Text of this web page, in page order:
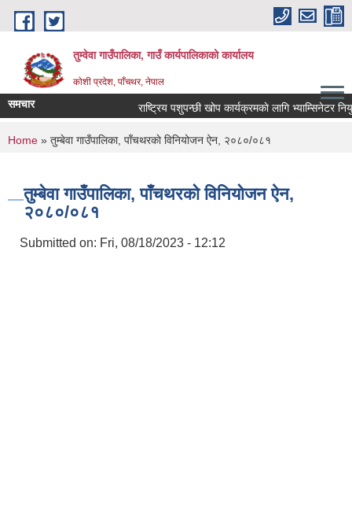
Skip to main content
तुम्वेवा गाउँपालिका, गाउँ कार्यपालिकाको कार्यालय
काेशी प्रदेश, पाँचथर, नेपाल
समचार राष्ट्रिय पशुपन्छी खोप कार्यक्रमकाे लागि भ्याम्सिनेटर
You are here
Home » तुम्बेवा गाउँपालिका, पाँचथरकाे विनियोजन ऐन, २०८०/०८१
तुम्बेवा गाउँपालिका, पाँचथरकाे विनियोजन ऐन,
२०८०/०८१
Submitted on: Fri, 08/18/2023 - 12:12